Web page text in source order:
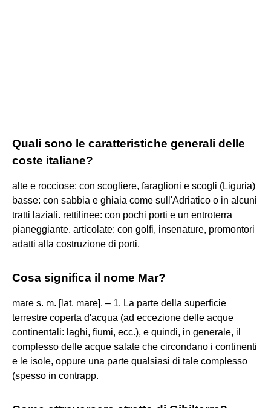
Quali sono le caratteristiche generali delle
coste italiane?
alte e rocciose: con scogliere, faraglioni e scogli (Liguria)
basse: con sabbia e ghiaia come sull'Adriatico o in alcuni
tratti laziali. rettilinee: con pochi porti e un entroterra
pianeggiante. articolate: con golfi, insenature, promontori
adatti alla costruzione di porti.
Cosa significa il nome Mar?
mare s. m. [lat. mare]. – 1. La parte della superficie
terrestre coperta d'acqua (ad eccezione delle acque
continentali: laghi, fiumi, ecc.), e quindi, in generale, il
complesso delle acque salate che circondano i continenti
e le isole, oppure una parte qualsiasi di tale complesso
(spesso in contrapp.